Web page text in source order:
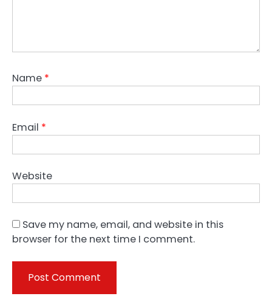
Name *
Email *
Website
Save my name, email, and website in this
browser for the next time I comment.